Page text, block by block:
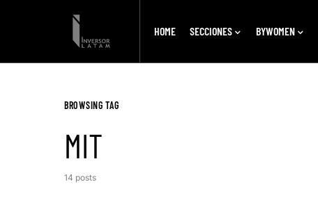
HOME SECCIONES BYWOMEN
BROWSING TAG
MIT
14 posts